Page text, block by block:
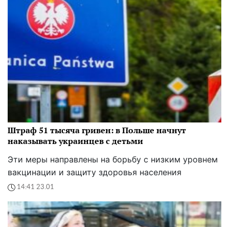
Штраф 51 тысяча гривен: в Польше начнут
наказывать украинцев с детьми
Эти меры направлены на борьбу с низким уровнем
вакцинации и защиту здоровья населения
14:41 23.01